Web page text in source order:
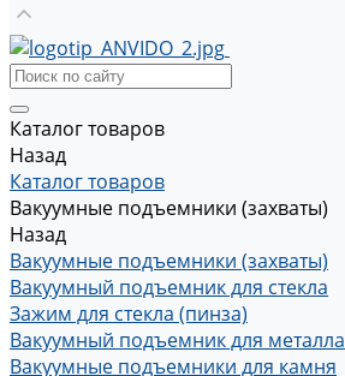
Каталог товаров
Назад
Каталог товаров
Вакуумные подъемники (захваты)
Назад
Вакуумные подъемники (захваты)
Вакуумный подъемник для стекла
Зажим для стекла (пинза)
Вакуумный подъемник для металла
Вакуумные подъемники для камня